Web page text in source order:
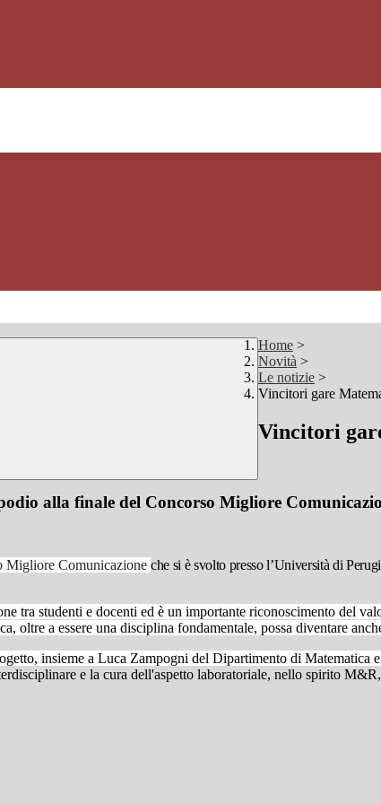
Home >
Novità >
Le notizie >
Vincitori gare
Vincitori
alla finale del Concorso Migliore
Migliore Comunicazione che si è svolto presso l’Università di
tra studenti e docenti ed è un importante riconoscimento del
oltre a essere una disciplina fondamentale, possa diventare
insieme a Luca Zampogni del Dipartimento di Matematica
e la cura dell'aspetto laboratoriale, nello spirito M&R,